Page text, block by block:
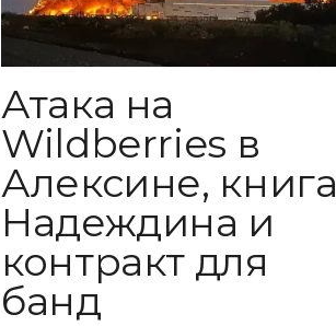
Атака на
Wildberries в
Алексине, книга
Надеждина и
контракт для
банд